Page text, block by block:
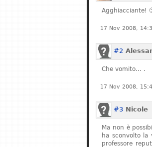
Agghiacciante!
17 Nov 2008,
#2
Che vomito… .
17 Nov 2008,
#3 Nicole
Ma non è
ha sconvolto la
professore